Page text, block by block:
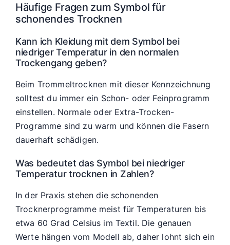
Häufige Fragen zum Symbol für
schonendes Trocknen
Kann ich Kleidung mit dem Symbol bei
niedriger Temperatur in den normalen
Trockengang geben?
Beim Trommeltrocknen mit dieser Kennzeichnung
solltest du immer ein Schon- oder Feinprogramm
einstellen. Normale oder Extra-Trocken-
Programme sind zu warm und können die Fasern
dauerhaft schädigen.
Was bedeutet das Symbol bei niedriger
Temperatur trocknen in Zahlen?
In der Praxis stehen die schonenden
Trocknerprogramme meist für Temperaturen bis
etwa 60 Grad Celsius im Textil. Die genauen
Werte hängen vom Modell ab, daher lohnt sich ein